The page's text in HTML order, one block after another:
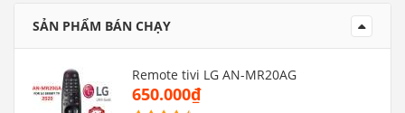
SẢN PHẨM BÁN CHẠY
Remote tivi LG AN-MR20AG
650.000₫